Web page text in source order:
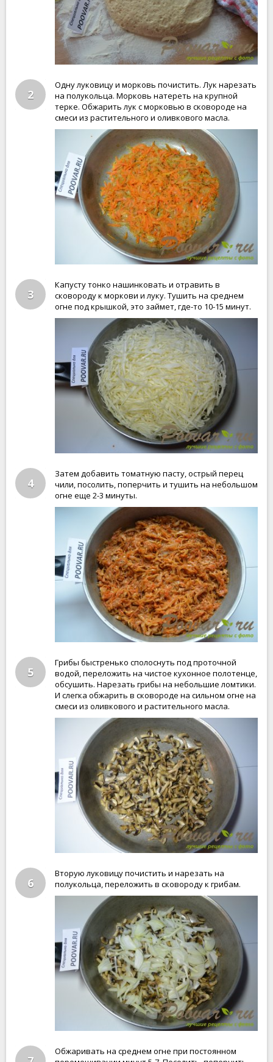
2
Одну луковицу и морковь почистить. Лук нарезать
на полукольца. Морковь натереть на крупной
терке. Обжарить лук с морковью в сковороде на
смеси из растительного и оливкового масла.
3
Капусту тонко нашинковать и отравить в
сковороду к моркови и луку. Тушить на среднем
огне под крышкой, это займет, где-то 10-15 минут.
4
Затем добавить томатную пасту, острый перец
чили, посолить, поперчить и тушить на небольшом
огне еще 2-3 минуты.
5
Грибы быстренько сполоснуть под проточной
водой, переложить на чистое кухонное полотенце,
обсушить. Нарезать грибы на небольшие ломтики.
И слегка обжарить в сковороде на сильном огне на
смеси из оливкового и растительного масла.
6
Вторую луковицу почистить и нарезать на
полукольца, переложить в сковороду к грибам.
Обжаривать на среднем огне при постоянном